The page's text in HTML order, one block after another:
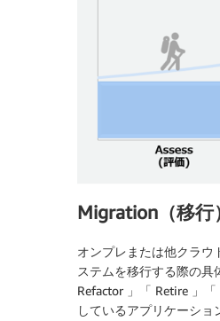
Migration（移行
オンプレまたは他クラウ
ステムを移行する際の具
Refactor 」「 Retire 」
しているアプリケーシ